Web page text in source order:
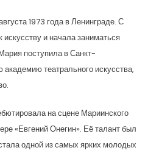
1973 года в Ленинграде. С
и начала заниматься
поступила в Санкт-
театрального искусства,
на сцене Мариинского
«Евгений Онегин». Её талант был
одной из самых ярких молодых